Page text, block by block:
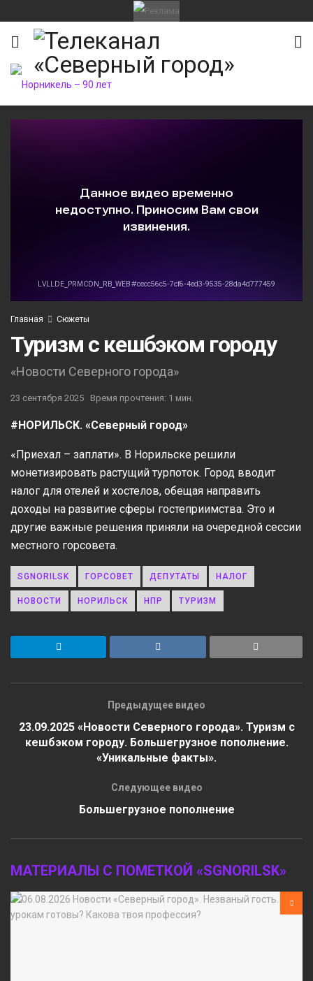
Главная Сюжеты
Туризм с кешбэком городу
«Новости Северного города»
23 сентября 2025 Время прочтения: 1 мин.
#НОРИЛЬСК. «Северный город»
«Приехал – заплати». В Норильске решили
монетизировать растущий турпоток. Город вводит
налог для отелей и хостелов, обещая направить
доходы на развитие сферы гостеприимства. Это и
другие важные решения приняли на очередной сессии
местного горсовета.
SGNORILSK ГОРСОВЕТ ДЕПУТАТЫ НАЛОГ
НОВОСТИ НОРИЛЬСК НПР ТУРИЗМ
Предыдущее видео
23.09.2025 «Новости Северного города». Туризм с
кешбэком городу. Большегрузное пополнение.
«Уникальные факты».
Следующее видео
Большегрузное пополнение
МАТЕРИАЛЫ С ПОМЕТКОЙ «SGNORILSK»